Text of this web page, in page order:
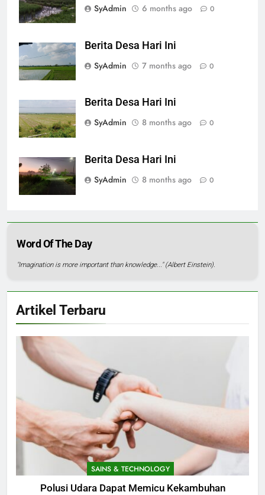
SyAdmin
6 months ago 0
Berita Desa Hari Ini
SyAdmin
7 months ago 0
Berita Desa Hari Ini
SyAdmin
8 months ago 0
Berita Desa Hari Ini
SyAdmin
8 months ago 0
Word Of The Day
"Imagination is more important than knowledge..." (Albert Einstein).
Artikel Terbaru
SAINS & TECHNOLOGY
Polusi Udara Dapat Memicu Kekambuhan